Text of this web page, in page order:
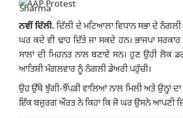
ਨਵੀਂ ਦਿੱਲੀ. ਦਿੱਲੀ ਦੇ ਮਟਿਆਲਾ ਵਿਧਾਨ ਸਭਾ ਦੇ
ਘਰ ਕਦੇ ਵੀ ਢਾਹ ਦਿੱਤੇ ਜਾ ਸਕਦੇ ਹਨ। ਭਾਜਪਾ
ਸਾਲਾਂ ਦੀ ਮਿਹਨਤ ਨਾਲ ਬਣਾਏ ਸਨ। ਹੁਣ ਉਹੀ ਲੋਕ
ਆਤਿਸ਼ੀ ਮੰਗਲਵਾਰ ਨੂੰ ਨੰਗਲੀ ਡੇਅਰੀ ਪਹੁੰਚੀ।
ਉਹ ਉੱਥੇ ਝੁੱਗੀ-ਝੌਂਪੜੀ ਵਾਲਿਆਂ ਨਾਲ ਮਿਲੀ ਅਤੇ ਉਨ੍ਹਾਂ
ਇੱਕ ਬਜ਼ੁਰਗ ਔਰਤ ਨੇ ਕਿਹਾ ਕਿ ਜੋ ਘਰ ਉਸਨੇ ਆਪਣੀ